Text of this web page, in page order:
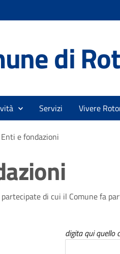
di
Servizi Vivere
Enti e fondazioni
di cui il Comune fa
digita qui quello